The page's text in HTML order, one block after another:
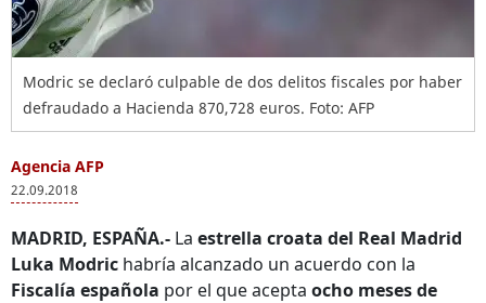
Modric se declaró culpable de dos delitos fiscales por haber
defraudado a Hacienda 870,728 euros. Foto: AFP
Agencia AFP
22.09.2018
MADRID, ESPAÑA.- La estrella croata del Real Madrid
Luka Modric habría alcanzado un acuerdo con la
Fiscalía española por el que acepta ocho meses de